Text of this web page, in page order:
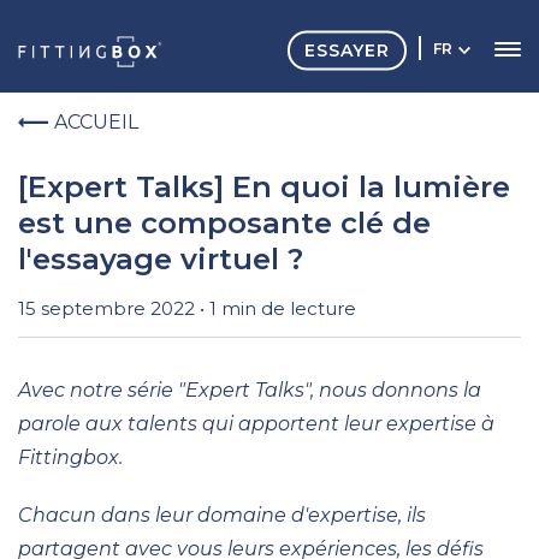
FR
ESSAYER
ACCUEIL
[Expert Talks] En quoi la lumière
est une composante clé de
l'essayage virtuel ?
15 septembre 2022 • 1 min de lecture
Avec notre série "Expert Talks", nous donnons la
parole aux talents qui apportent leur expertise à
Fittingbox.
Chacun dans leur domaine d'expertise, ils
partagent avec vous leurs expériences, les défis